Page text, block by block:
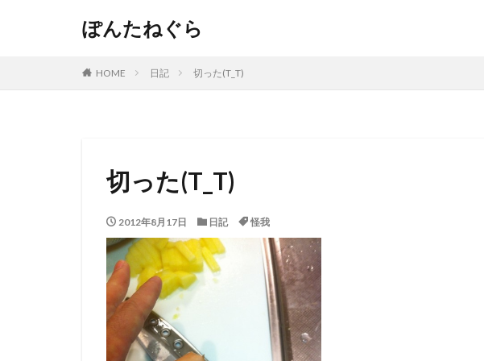
ぽんたねぐら
HOME 日記 切った(T_T)
切った(T_T)
2012年8月17日 日記 怪我